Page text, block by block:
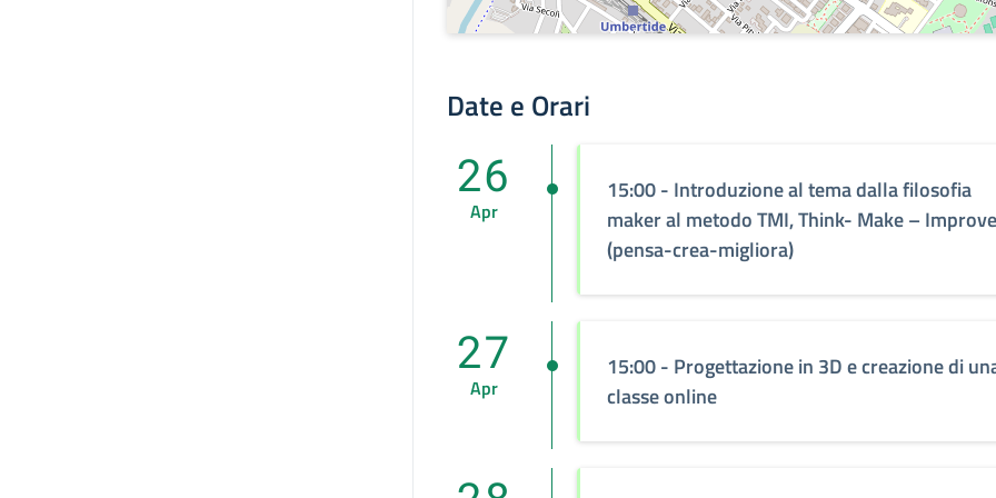
Date e Orari
15:00 - Introduzione al tema dalla filosofia
maker al metodo TMI, Think- Make – Improve
(pensa-crea-migliora)
26
Apr
15:00 - Progettazione in 3D e creazione di
classe online
27
Apr